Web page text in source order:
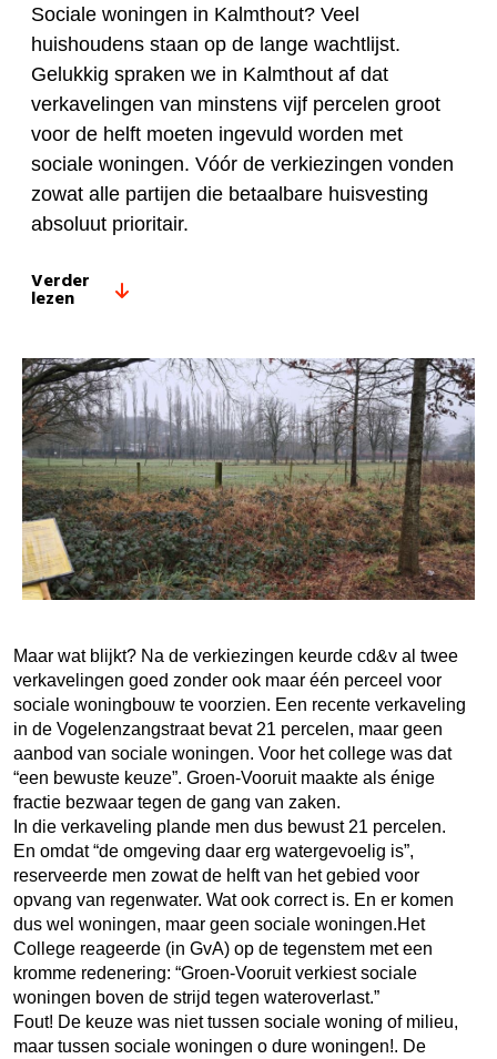
Sociale woningen in Kalmthout? Veel
huishoudens staan op de lange wachtlijst.
Gelukkig spraken we in Kalmthout af dat
verkavelingen van minstens vijf percelen groot
voor de helft moeten ingevuld worden met
sociale woningen. Vóór de verkiezingen vonden
zowat alle partijen die betaalbare huisvesting
absoluut prioritair.
Verder
lezen
Maar wat blijkt? Na de verkiezingen keurde cd&v al twee
verkavelingen goed zonder ook maar één perceel voor
sociale woningbouw te voorzien. Een recente verkaveling
in de Vogelenzangstraat bevat 21 percelen, maar geen
aanbod van sociale woningen. Voor het college was dat
“een bewuste keuze”. Groen-Vooruit maakte als énige
fractie bezwaar tegen de gang van zaken.
In die verkaveling plande men dus bewust 21 percelen.
En omdat “de omgeving daar erg watergevoelig is”,
reserveerde men zowat de helft van het gebied voor
opvang van regenwater. Wat ook correct is. En er komen
dus wel woningen, maar geen sociale woningen.Het
College reageerde (in GvA) op de tegenstem met een
kromme redenering: “Groen-Vooruit verkiest sociale
woningen boven de strijd tegen wateroverlast.”
Fout! De keuze was niet tussen sociale woning of milieu,
maar tussen sociale woningen o dure woningen!. De